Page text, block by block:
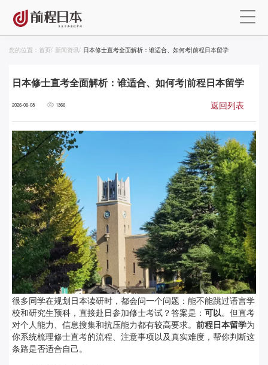
您的位置： 首页/ 新闻资讯/ 日本修士直考全面解析：谁适合、如何考|前程日本留学
日本修士直考全面解析：谁适合、如何考|前程日本留学
2026-06-08 1366 返回列表
很多同学在规划日本读研时，都会问一个问题：能不能跳过语言学
校和研究生预科，直接赴日参加修士考试？答案是： 可以。但直考
对个人能力、信息搜集和抗压能力都有较高要求。 前程日本留学为
你系统梳理修士直考的流程、注意事项以及真实难度，帮你判断这
条路是否适合自己。